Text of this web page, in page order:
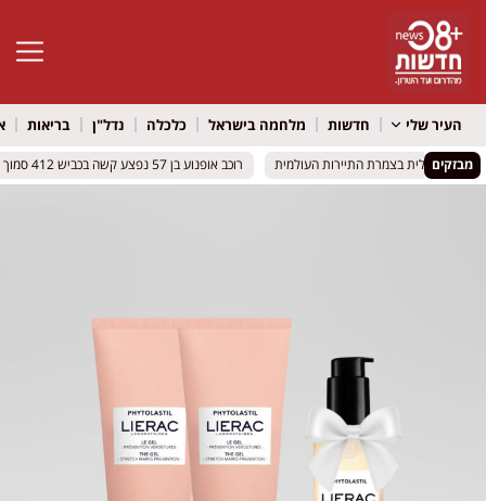
פתח
העיר שלי חדשות מלחמה בישראל כלכלה נדל"ן בריאות
מבזקים
הישראלית בצמרת התיירות העולמית
הישראלית בצמרת התיירות העולמית רוכב אופנוע בן 57 נפצע קשה בכביש 412 סמוך לאור יהודה
רוכב אופנוע בן 57 נפצע קשה בכביש 412 סמוך לאור יהודה